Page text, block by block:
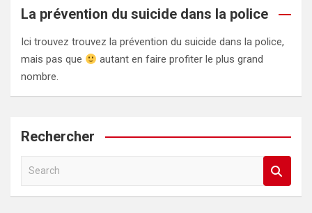
La prévention du suicide dans la police
Ici trouvez trouvez la prévention du suicide dans la police,
mais pas que
autant en faire profiter le plus grand
nombre.
Rechercher
a